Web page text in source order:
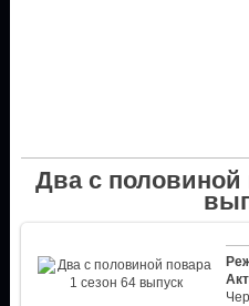
Два с половиной